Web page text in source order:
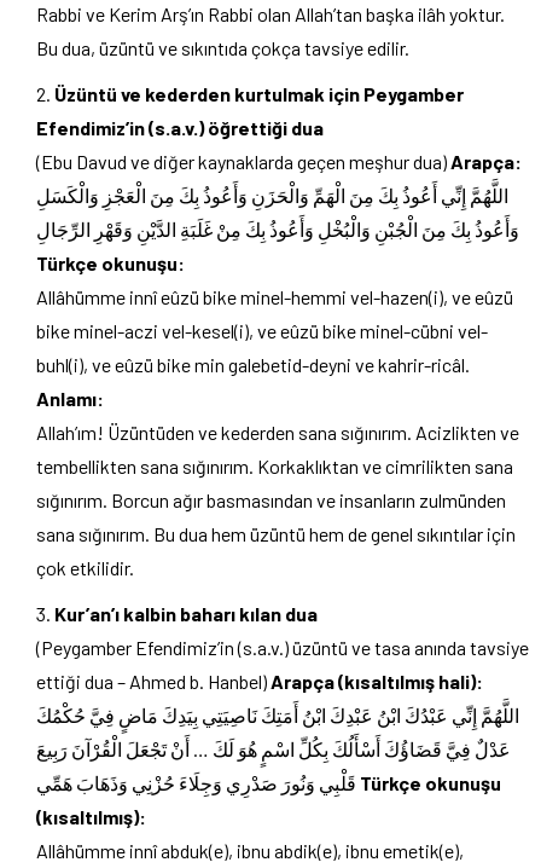
Rabbi ve Kerim Arş’ın Rabbi olan Allah’tan başka ilâh yoktur.
Bu dua, üzüntü ve sıkıntıda çokça tavsiye edilir.
Üzüntü ve kederden kurtulmak için Peygamber
Efendimiz’in (s.a.v.) öğrettiği dua
(Ebu Davud ve diğer kaynaklarda geçen meşhur dua) Arapça:
اللَّهُمَّ إِنِّي أَعُوذُ بِكَ مِنَ الْهَمِّ وَالْحَزَنِ وَأَعُوذُ بِكَ مِنَ الْعَجْزِ وَالْكَسَلِ
وَأَعُوذُ بِكَ مِنَ الْجُبْنِ وَالْبُخْلِ وَأَعُوذُ بِكَ مِنْ غَلَبَةِ الدَّيْنِ وَقَهْرِ الرِّجَالِ
Türkçe okunuşu:
Allâhümme innî eûzü bike minel-hemmi vel-hazen(i), ve eûzü
bike minel-aczi vel-kesel(i), ve eûzü bike minel-cübni vel-
buhl(i), ve eûzü bike min galebetid-deyni ve kahrir-ricâl.
Anlamı:
Allah’ım! Üzüntüden ve kederden sana sığınırım. Acizlikten ve
tembellikten sana sığınırım. Korkaklıktan ve cimrilikten sana
sığınırım. Borcun ağır basmasından ve insanların zulmünden
sana sığınırım. Bu dua hem üzüntü hem de genel sıkıntılar için
çok etkilidir.
Kur’an’ı kalbin baharı kılan dua
(Peygamber Efendimiz’in (s.a.v.) üzüntü ve tasa anında tavsiye
ettiği dua – Ahmed b. Hanbel) Arapça (kısaltılmış hali):
اللَّهُمَّ إِنِّي عَبْدُكَ ابْنُ عَبْدِكَ ابْنُ أَمَتِكَ نَاصِيَتِي بِيَدِكَ مَاضٍ فِيَّ حُكْمُكَ
عَدْلٌ فِيَّ قَضَاؤُكَ أَسْأَلُكَ بِكُلِّ اسْمٍ هُوَ لَكَ … أَنْ تَجْعَلَ الْقُرْآنَ رَبِيعَ
Türkçe okunuşu
(kısaltılmış):
Allâhümme innî abduk(e), ibnu abdik(e), ibnu emetik(e),